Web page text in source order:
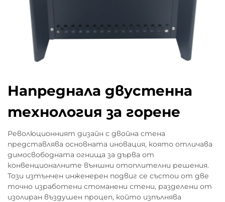
Напреднала двустенна
технология за горене
Революционният дизайн с двойна стена
представлява основната иновация, която отличава
димосвободната огнища за дърва от
конвенционалните външни отоплителни решения.
Този изтънчен инженерен подвиг се състои от две
точно изработени стоманени стени, разделени от
изолиран въздушен процеп, който изпълнява